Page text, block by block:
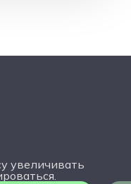
увеличивать